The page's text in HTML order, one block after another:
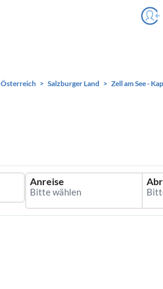
Österreich Salzburger Land Zell am See -
Anreise